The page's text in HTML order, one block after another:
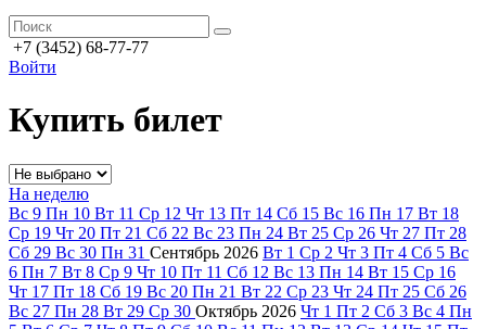
+7 (3452) 68-77-77
Войти
Купить билет
На неделю
Вс 9 Пн 10 Вт 11 Ср 12 Чт 13 Пт 14 Сб 15 Вс 16 Пн 17 Вт 18
Ср 19 Чт 20 Пт 21 Сб 22 Вс 23 Пн 24 Вт 25 Ср 26 Чт 27 Пт 28
Сб 29 Вс 30 Пн 31 Сентябрь 2026 Вт 1 Ср 2 Чт 3 Пт 4 Сб 5 Вс
6 Пн 7 Вт 8 Ср 9 Чт 10 Пт 11 Сб 12 Вс 13 Пн 14 Вт 15 Ср 16
Чт 17 Пт 18 Сб 19 Вс 20 Пн 21 Вт 22 Ср 23 Чт 24 Пт 25 Сб 26
Вс 27 Пн 28 Вт 29 Ср 30 Октябрь 2026 Чт 1 Пт 2 Сб 3 Вс 4 Пн